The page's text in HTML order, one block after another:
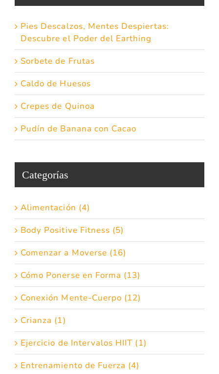
Pies Descalzos, Mentes Despiertas:
Descubre el Poder del Earthing
Sorbete de Frutas
Caldo de Huesos
Crepes de Quinoa
Pudín de Banana con Cacao
Categorías
Alimentación (4)
Body Positive Fitness (5)
Comenzar a Moverse (16)
Cómo Ponerse en Forma (13)
Conexión Mente-Cuerpo (12)
Crianza (1)
Ejercicio de Intervalos HIIT (1)
Entrenamiento de Fuerza (4)